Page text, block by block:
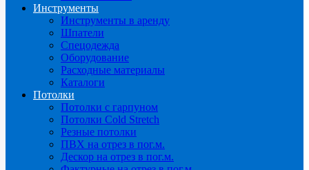
Инструменты
Инструменты в аренду
Шпатели
Спецодежда
Оборудование
Расходные материалы
Каталоги
Потолки
Потолки с гарпуном
Потолки Cold Stretch
Резные потолки
ПВХ на отрез в пог.м.
Дескор на отрез в пог.м.